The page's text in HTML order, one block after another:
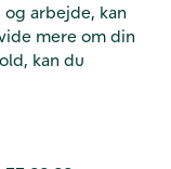
arbejde, kan
mere om din
kan du